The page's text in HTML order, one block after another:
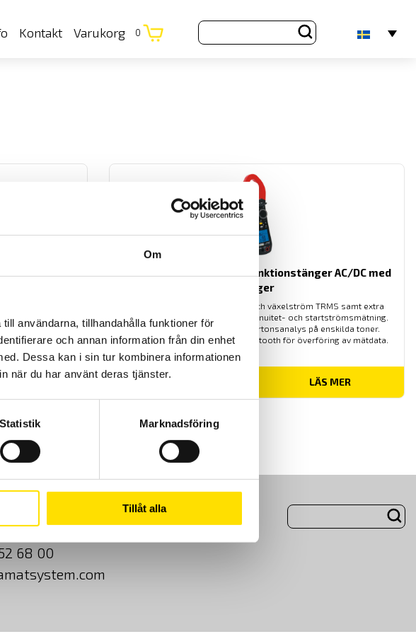
Om
användarna, tillhandahålla funktioner för
och annan information från din enhet
Dessa kan i sin tur kombinera informationen
när du har använt deras tjänster.
Statistik Marknadsföring
Tillåt alla
Kontakt Varukorg 0
och växelström
1200 Vac och
och
automatisk
MER
F205, F407 & F607 Multifunktionstänger AC/DC med
logger
Multifunktionstänger med lik- och växelström TRMS samt extra
funktioner som spännings-, kontinuitet- och startströmsmätning.
Dessutom med effekt- och övertonsanalys på enskilda toner.
Praktisk loggerfunktion med Bluetooth för överföring av mätdata.
4,490.00kr
till
LÄS MER
Om Oss
68 00